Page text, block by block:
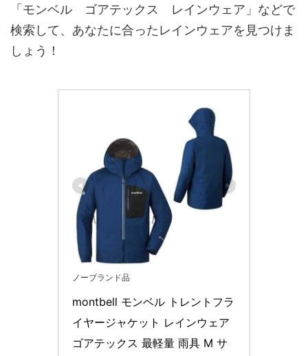
「モンベル ゴアテックス レインウェア」などで
検索して、あなたに合ったレインウェアを見つけま
しょう！
ノーブランド品
montbell モンベル トレントフラ
イヤージャケット レインウェア
ゴアテックス 最軽量 雨具 M サ